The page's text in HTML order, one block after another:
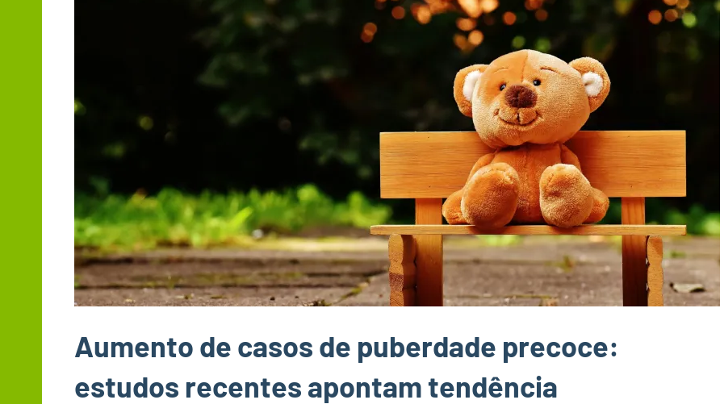
Aumento de casos de puberdade precoce:
estudos recentes apontam tendência